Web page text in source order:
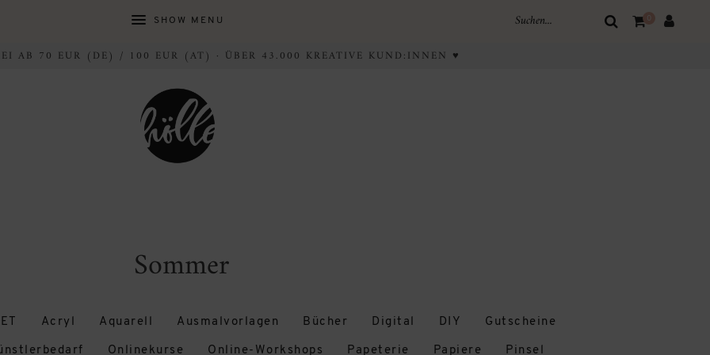
SHOW MENU 0
AB 70 EUR (DE) / 100 EUR (AT) · ÜBER 43.000 KREATIVE KUND:INNEN ♥
Sommer
Acryl Aquarell Ausmalvorlagen Bücher Digital DIY Gutscheine
Onlinekurse Online-Workshops Papeterie Papiere Pinsel